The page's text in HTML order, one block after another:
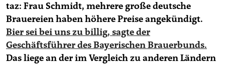
abo
genossenschaft
epaper login
taz: Frau Schmidt, mehrere große deutsche
Brauereien haben höhere Preise angekündigt.
Bier sei bei uns zu billig, sagte der
Geschäftsführer des Bayerischen Brauerbunds.
Das liege an der im Vergleich zu anderen Ländern